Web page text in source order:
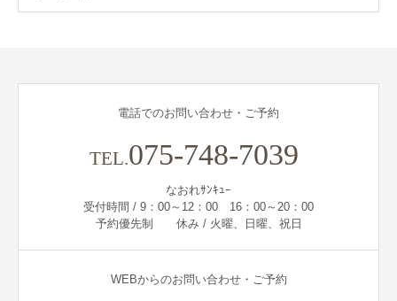
電話でのお問い合わせ・ご予約
TEL.075-748-7039
なおれｻﾝｷｭｰ
受付時間 / 9：00～12：00 16：00～20：00
予約優先制 休み / 火曜、日曜、祝日
WEBからのお問い合わせ・ご予約